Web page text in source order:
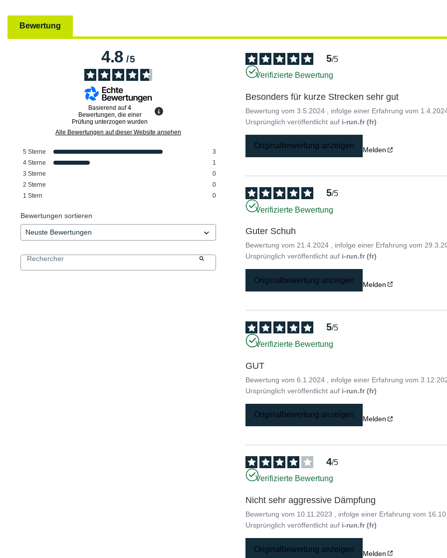
Bewertung
4.8/5
Basierend auf4
Bewertungen, die einer
Prüfung unterzogen wurden
Alle Bewertungen auf dieser Website ansehen
5 Sterne
3
4 Sterne
1
3 Sterne
0
2 Sterne
0
1 Stern 0
Bewertungen sortieren
5/5
Verifizierte Bewertung
Besonders für kurze Strecken sehr gut
Bewertung vom3.5.2024 , infolge einer Erfahrung vom
Ursprünglich veröffentlicht auf i-run.fr (fr)
Originalbewertung anzeigen Melden
5/5
Verifizierte Bewertung
Guter Schuh
Bewertung vom 21.4.2024 , infolge einer Erfahrung vom
Ursprünglich veröffentlicht auf i-run.fr (fr)
Originalbewertung anzeigen Melden
5/5
Verifizierte Bewertung
GUT
Bewertung vom6.1.2024 , infolge einer Erfahrung vom
Ursprünglich veröffentlicht auf i-run.fr (fr)
Originalbewertung anzeigen Melden
4/5
Verifizierte Bewertung
Nicht sehr aggressive Dämpfung
Bewertung vom 10.11.2023 , infolge einer Erfahrung vom
Ursprünglich veröffentlicht auf i-run.fr (fr)
Originalbewertung anzeigen Melden